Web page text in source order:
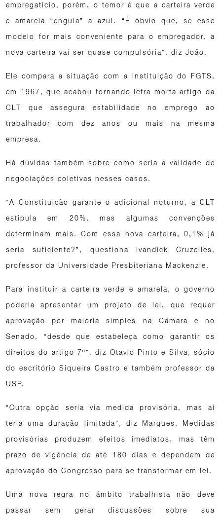
empregatício, porém, o temor é que a carteira verde
e amarela “engula” a azul. “É óbvio que, se esse
modelo for mais conveniente para o empregador, a
nova carteira vai ser quase compulsória”, diz João.
Ele compara a situação com a instituição do FGTS,
em 1967, que acabou tornando letra morta artigo da
CLT que assegura estabilidade no emprego ao
trabalhador com dez anos ou mais na mesma
empresa.
Há dúvidas também sobre como seria a validade de
negociações coletivas nesses casos.
“A Constituição garante o adicional noturno, a CLT
estipula em 20%, mas algumas convenções
determinam mais. Com essa nova carteira, 0,1% já
seria suficiente?”, questiona Ivandick Cruzelles,
professor da Universidade Presbiteriana Mackenzie.
Para instituir a carteira verde e amarela, o governo
poderia apresentar um projeto de lei, que requer
aprovação por maioria simples na Câmara e no
Senado, “desde que estabeleça como garantir os
direitos do artigo 7º”, diz Otavio Pinto e Silva, sócio
do escritório Siqueira Castro e também professor da
USP.
“Outra opção seria via medida provisória, mas aí
teria uma duração limitada”, diz Marques. Medidas
provisórias produzem efeitos imediatos, mas têm
prazo de vigência de até 180 dias e dependem de
aprovação do Congresso para se transformar em lei.
Uma nova regra no âmbito trabalhista não deve
passar sem gerar discussões sobre sua